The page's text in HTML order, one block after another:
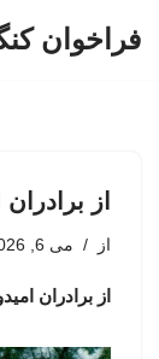
فراخوان
از
از می 6, 2026
از برادران